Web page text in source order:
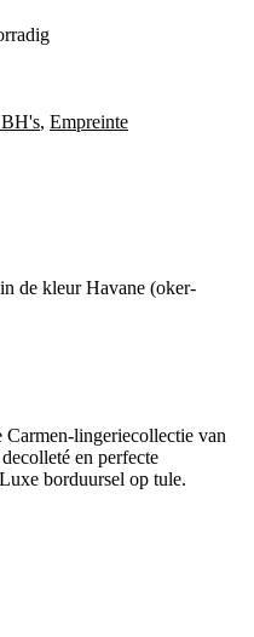
, Empreinte
de kleur Havane (oker-
Carmen-lingeriecollectie van
en perfecte
borduursel op tule.